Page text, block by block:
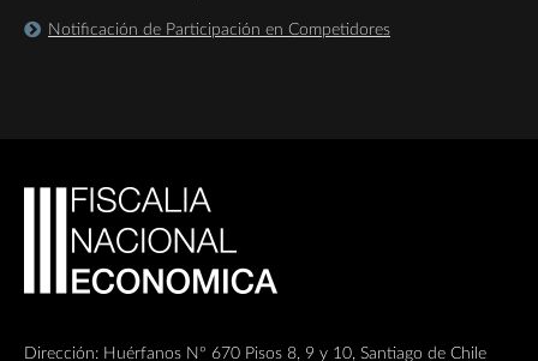
Notificación de Participación en Competidores
Dirección: Huérfanos Nº 670 Pisos 8, 9 y 10, Santiago de Chile